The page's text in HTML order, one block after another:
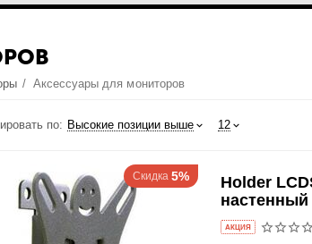
/ Аксессуары для мониторов
по: Высокие позиции выше 12
Скидка 5%
Holder
настенный
AКЦИЯ